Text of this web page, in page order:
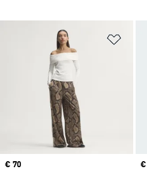
Precio
€ 70
€